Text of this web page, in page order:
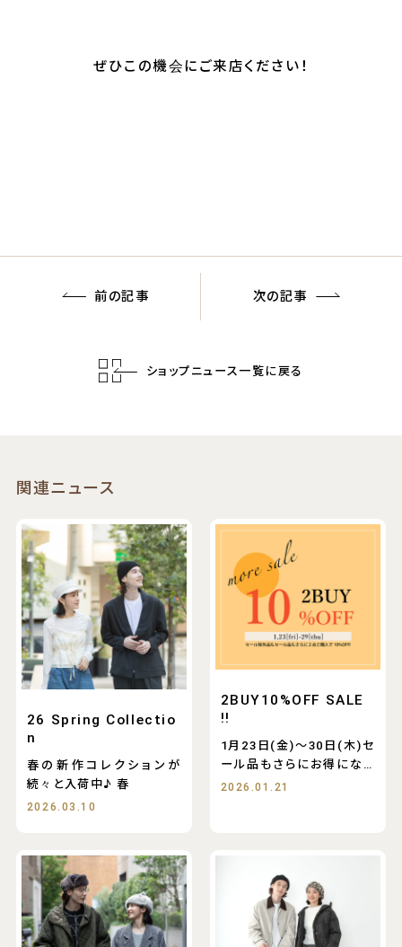
ぜひこの機会にご来店ください！
前の記事
ショップニュース一覧に戻る
次の記事
関連ニュース
26 Spring Collectio
n
春の新作コレクションが
続々と入荷中♪ 春
2026.03.10
2BUY10%OFF SALE
!!
1月23日(金)～30日(木)セ
ール品もさらにお得になる
2BUY10%
2026.01.21